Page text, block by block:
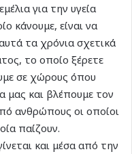
για την υγεία
κάνουμε, είναι να
τα χρόνια σχετικά
το οποίο ξέρετε
σε χώρους όπου
μας και βλέπουμε τον
ανθρώπους οι οποίοι
παίζουν.
και μέσα από την